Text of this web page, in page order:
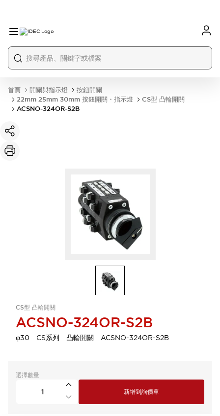
首頁 開關與指示燈
按鈕開關
22mm 25mm 30mm 按鈕開關・指示燈
CS型 凸輪開關
ACSNO-324OR-S2B
CS型 凸輪開關
ACSNO-324OR-S2B
φ30 CS系列 凸輪開關 ACSNO-324OR-S2B
選擇數量
新增到詢價單